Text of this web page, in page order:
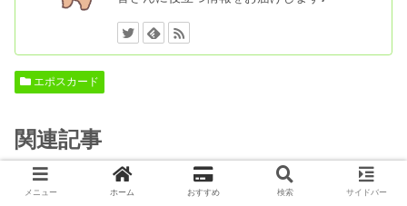
エポスカード
関連記事
エポスカード
エポスカードをマルイで即日発行
メニュー ホーム おすすめ 検索 サイドバー